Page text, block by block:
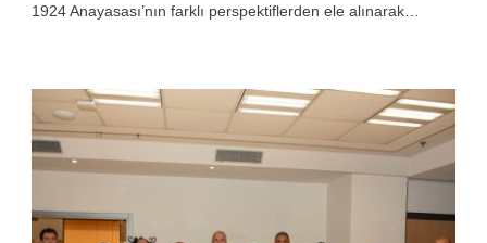
1924 Anayasası’nın farklı perspektiflerden ele alınarak…